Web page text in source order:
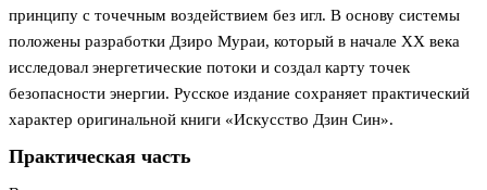
принципу с точечным воздействием без игл. В основу системы
положены разработки Дзиро Мураи, который в начале XX века
исследовал энергетические потоки и создал карту точек
безопасности энергии. Русское издание сохраняет практический
характер оригинальной книги «Искусство Дзин Син».
Практическая часть